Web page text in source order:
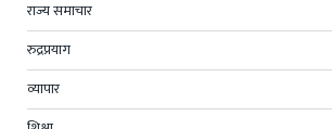
राज्य समाचार
रुद्रप्रयाग
व्यापार